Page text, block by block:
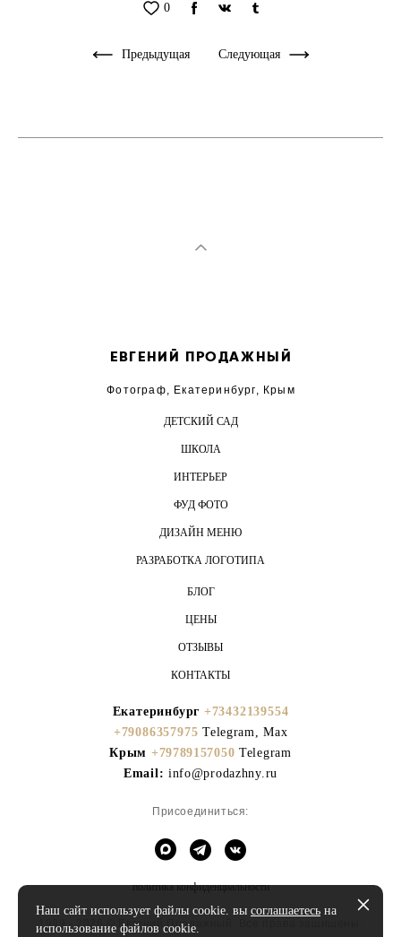
0
Предыдущая Следующая
ЕВГЕНИЙ ПРОДАЖНЫЙ
Фотограф, Екатеринбург, Крым
ДЕТСКИЙ САД
ШКОЛА
ИНТЕРЬЕР
ФУД ФОТО
ДИЗАЙН МЕНЮ
РАЗРАБОТКА ЛОГОТИПА
БЛОГ
ЦЕНЫ
ОТЗЫВЫ
КОНТАКТЫ
Екатеринбург +73432139554
+79086357975 Telegram, Max
Крым +79789157050 Telegram
Email: info@prodazhny.ru
Присоединиться:
политика конфиденциальности
1999 - 2026 © Евгений Продажный. Все права защищены.
Наш сайт использует файлы cookie. вы соглашаетесь на
использование файлов cookie.